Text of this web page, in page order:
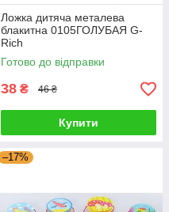
Ложка дитяча металева
блакитна 0105ГОЛУБАЯ G-
Rich
Готово до відправки
38 ₴ 46 ₴
Купити
–17%